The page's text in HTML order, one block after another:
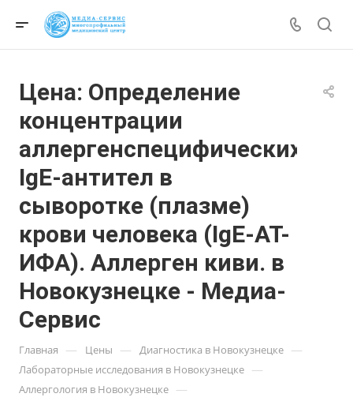
Цена: Определение
концентрации
аллергенспецифических
IgE-антител в
сыворотке (плазме)
крови человека (IgE-АТ-
ИФА). Аллерген киви. в
Новокузнецке - Медиа-
Сервис
Главная — Цены — Диагностика в Новокузнецке —
Лабораторные исследования в Новокузнецке —
Аллергология в Новокузнецке —